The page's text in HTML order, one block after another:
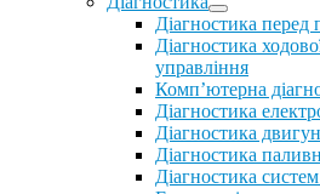
Діагностика
Діагностика
управління
Комп’ютерна
Діагностика
Діагностика
Діагностика
Діагностика